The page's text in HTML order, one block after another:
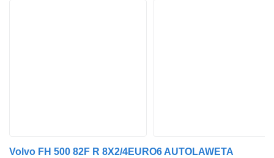
Volvo FH 500 82F R 8X2/4EURO6 AUTOLAWETA